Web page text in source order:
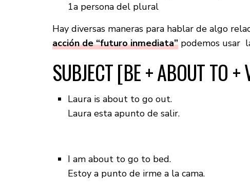
1a persona del plural
Hay diversas maneras para hablar de algo
acción de “futuro inmediata” podemos usar
SUBJECT [BE + ABOUT TO +
Laura is about to go out.
Laura esta apunto de salir.
I am about to go to bed.
Estoy a punto de irme a la cama.